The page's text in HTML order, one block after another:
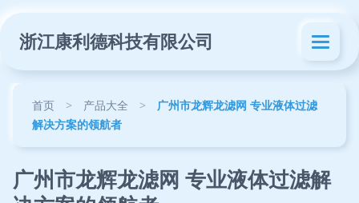
浙江康利德科技有限公司
首页 > 产品大全 >
广州市龙辉龙滤网 专业液体过滤
解决方案的领航者
广州市龙辉龙滤网 专业液体过滤解